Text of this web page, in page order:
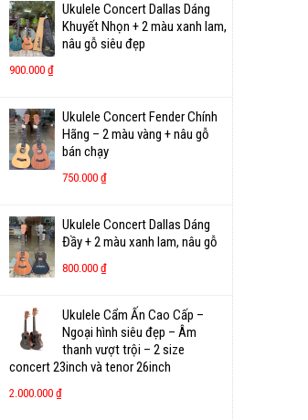
Ukulele Concert Dallas Dáng
Khuyết Nhọn + 2 màu xanh lam,
nâu gỗ siêu đẹp
900.000 ₫
Ukulele Concert Fender Chính
Hãng – 2 màu vàng + nâu gỗ
bán chạy
750.000 ₫
Ukulele Concert Dallas Dáng
Đầy + 2 màu xanh lam, nâu gỗ
800.000 ₫
Ukulele Cẩm Ấn Cao Cấp –
Ngoại hình siêu đẹp – Âm
thanh vượt trội – 2 size
concert 23inch và tenor 26inch
2.000.000 ₫